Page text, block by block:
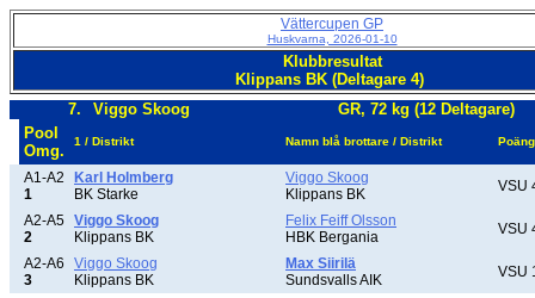
Vättercupen GP
Huskvarna, 2026-01-10
Klubbresultat
Klippans BK (Deltagare 4)
7.
Viggo Skoog
GR, 72 kg (12 Deltagare)
Pool
Omg.
1 / Distrikt Namn blå brottare / Distrikt Poäng
A1-A2
1
Karl Holmberg
BK Starke
Viggo Skoog
Klippans BK
VSU
A2-A5
2
Viggo Skoog
Klippans BK
Felix Feiff Olsson
HBK Bergania
VSU
A2-A6
3
Viggo Skoog
Klippans BK
Max Siirilä
Sundsvalls AIK
VSU